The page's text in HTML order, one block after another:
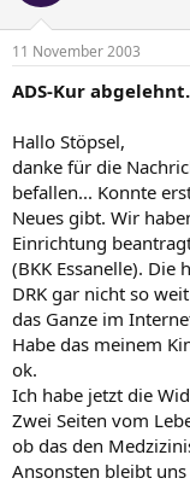
11 November 2003
ADS-Kur
Hallo Stöpsel,
danke für die
befallen... Konnte
Neues gibt. Wir
Einrichtung
(BKK Essanelle). Die
DRK gar nicht so
das Ganze im
Habe das meinem
ok.
Ich habe jetzt die
Zwei Seiten vom
ob das den
Ansonsten bleibt